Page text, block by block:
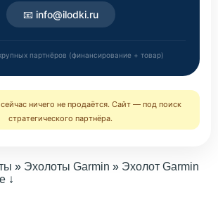
📧 info@ilodki.ru
партнёров (финансирование + товар)
ничего не продаётся. Сайт — под поиск
стратегического партнёра.
» Эхолоты Garmin » Эхолот Garmin
↓